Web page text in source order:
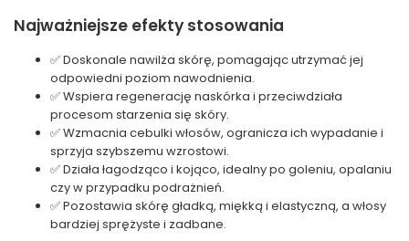
Najważniejsze efekty stosowania
✅ Doskonale nawilża skórę, pomagając utrzymać jej
odpowiedni poziom nawodnienia.
✅ Wspiera regenerację naskórka i przeciwdziała
procesom starzenia się skóry.
✅ Wzmacnia cebulki włosów, ogranicza ich wypadanie i
sprzyja szybszemu wzrostowi.
✅ Działa łagodząco i kojąco, idealny po goleniu, opalaniu
czy w przypadku podrażnień.
✅ Pozostawia skórę gładką, miękką i elastyczną, a włosy
bardziej sprężyste i zadbane.